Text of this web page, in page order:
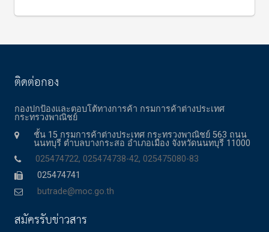
ติดต่อกอง
กองปกป้องและตอบโต้ทางการค้า กรมการค้าต่างประเทศ
กระทรวงพาณิชย์
ชั้น 15 กรมการค้าต่างประเทศ กระทรวงพาณิชย์ 563 ถนน
นนทบุรี ตำบลบางกระสอ อำเภอเมือง จังหวัดนนทบุรี 11000
025474722, 025474738-42, 025475080-83
025474741
butrade@moc.go.th
สมัครรับข่าวสาร